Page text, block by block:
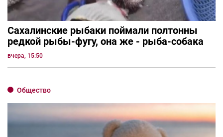
Сахалинские рыбаки поймали полтонны
редкой рыбы-фугу, она же - рыба-собака
вчера, 15:50
Общество